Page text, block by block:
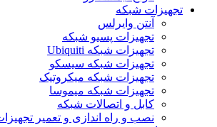
تجهیزات شبکه
آنتن وایرلس
تجهیزات پسیو شبکه
تجهیزات شبکه Ubiquiti
تجهیزات شبکه سیسکو
تجهیزات شبکه میکروتیک
تجهیزات شبکه میموسا
کابل و اتصالات شبکه
نصب و راه اندازی و تعمیر